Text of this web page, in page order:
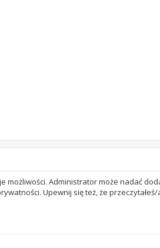
możliwości. Administrator może nadać
Upewnij się też, że